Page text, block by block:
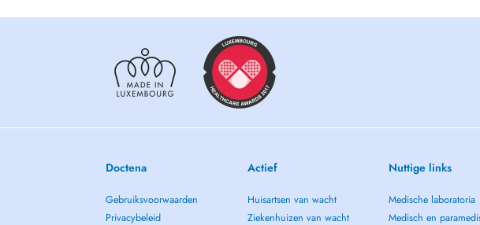
Doctena
Gebruiksvoorwaarden
Privacybeleid
Actief
Huisartsen van wacht
Ziekenhuizen van wacht
Nuttige links
Medische laboratoria
Medisch en